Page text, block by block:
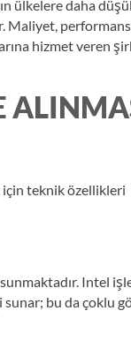
ülkelere daha
Maliyet,
hizmet veren
teknik özellikleri
Intel
sunar; bu da çoklu